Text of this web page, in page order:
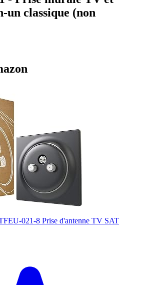
un classique (non
021-8 Prise d'antenne TV SAT